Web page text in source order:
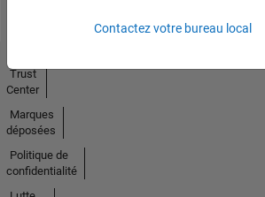
Contactez votre bureau local
Trust
Center
Marques
déposées
Politique de
confidentialité